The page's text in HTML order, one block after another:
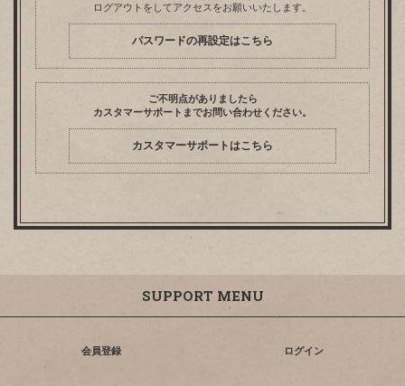
ログアウトをしてアクセスをお願いいたします。
パスワードの再設定はこちら
ご不明点がありましたら
カスタマーサポートまでお問い合わせください。
カスタマーサポートはこちら
SUPPORT MENU
会員登録 ログイン